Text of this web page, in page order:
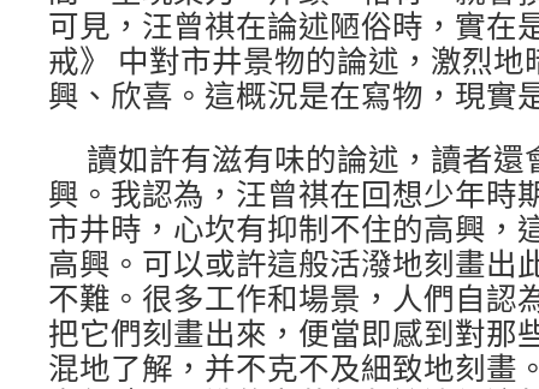
可見，汪曾祺在論述陋俗時，實在
戒》 中對市井景物的論述，激烈
興、欣喜。這概況是在寫物，現實
讀如許有滋有味的論述，讀者還
興。我認為，汪曾祺在回想少年時
市井時，心坎有抑制不住的高興，
高興。可以或許這般活潑地刻畫出
不難。很多工作和場景，人們自認
把它們刻畫出來，便當即感到對那
混地了解，并不克不及細致地刻畫